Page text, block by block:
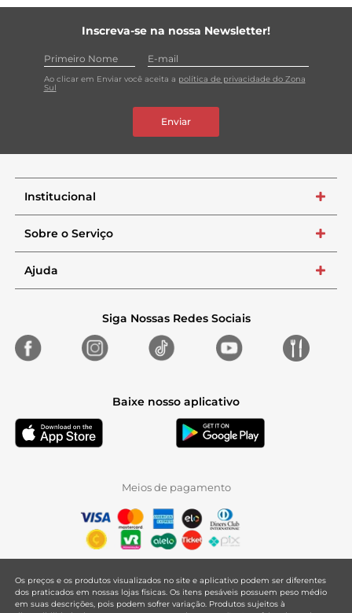
Inscreva-se na nossa Newsletter!
Ao clicar em Enviar você aceita a política de privacidade do Zona
Sul
Enviar
Institucional +
Sobre o Serviço +
Ajuda +
Siga Nossas Redes Sociais
Baixe nosso aplicativo
Meios de pagamento
Os preços e os produtos visualizados no site e aplicativo podem ser diferentes
dos praticados em nossas lojas físicas. Os itens pesáveis possuem peso médio
em suas descrições, pois podem sofrer variação. Produtos sujeitos à